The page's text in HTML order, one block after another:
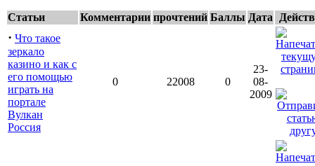
Статьи Комментарии прочтений Баллы Дата
· Что такое
зеркало
казино и как с
его помощью
играть на
портале
Вулкан
Россия
0 22008 0
23-
08-
2009